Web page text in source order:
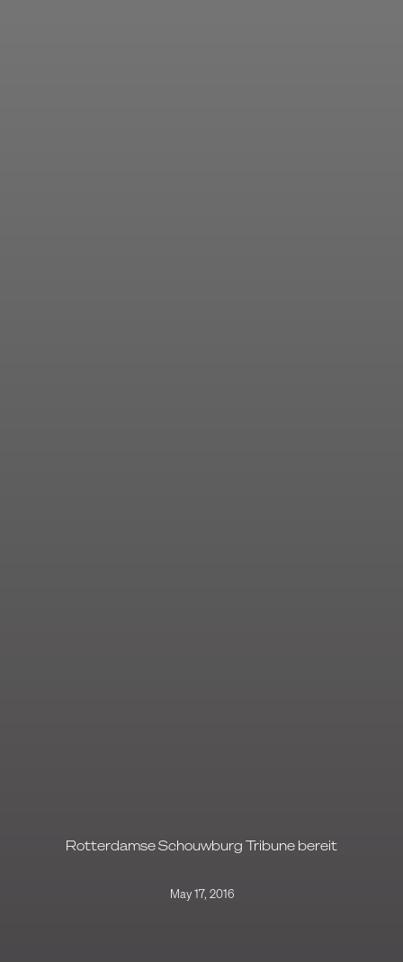
Rotterdamse Schouwburg Tribune bereit
May 17, 2016